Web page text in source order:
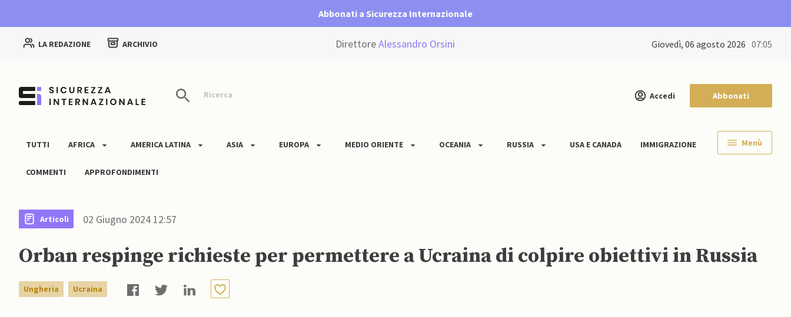
Abbonati a Sicurezza Internazionale
LA REDAZIONE ARCHIVIO DirettoreAlessandro Orsini giovedì, 06 agosto 2026 07:06
Ricerca Accedi Abbonati
TUTTI AFRICA AMERICA LATINA ASIA EUROPA MEDIO ORIENTE OCEANIA RUSSIA USA E CANADA IMMIGRAZIONE
COMMENTI APPROFONDIMENTI
Menù
Articoli 02 Giugno 2024 12:57
Orban respinge richieste per permettere a Ucraina di colpire obiettivi in Russia
Ungheria Ucraina